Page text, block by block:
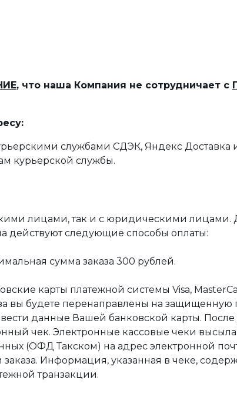
, что наша Компания не сотрудничает с
службами СДЭК, Яндекс Доставка
курьерской службы.
лицами, так и с юридическими лицами.
действуют следующие способы оплаты:
сумма заказа 300 рублей.
карты платежной системы Visa,
вы будете перенаправлены на защищенную
данные Вашей банковской карты.
чек. Электронные кассовые чеки
(ОФД Такском) на адрес электронной
Информация, указанная в чеке,
транзакции.